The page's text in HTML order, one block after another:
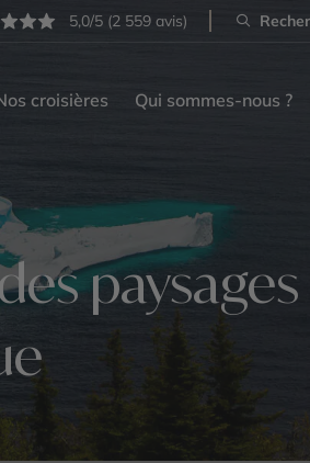
5,0/5 (2 559 avis)
croisières Qui sommes-nous ?